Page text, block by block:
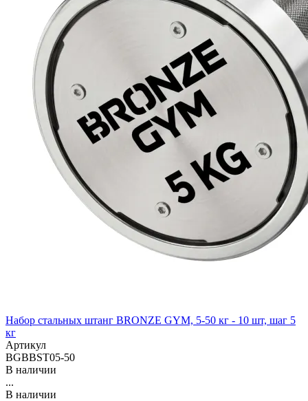
Набор стальных штанг BRONZE GYM, 5-50 кг - 10 шт, шаг 5
кг
Артикул
BGBBST05-50
В наличии
...
В наличии